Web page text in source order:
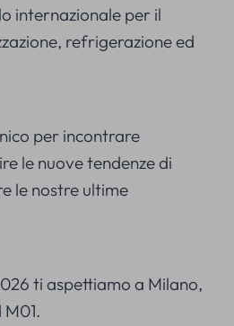
internazionale per il
refrigerazione ed
per incontrare
le nuove tendenze di
le nostre ultime
ti aspettiamo a Milano,